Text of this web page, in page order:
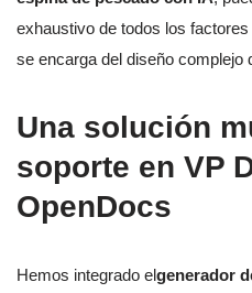
exhaustivo de todos los
se encarga del diseño complejo
Una solución
soporte en VP
OpenDocs
Hemos integrado elgenerador